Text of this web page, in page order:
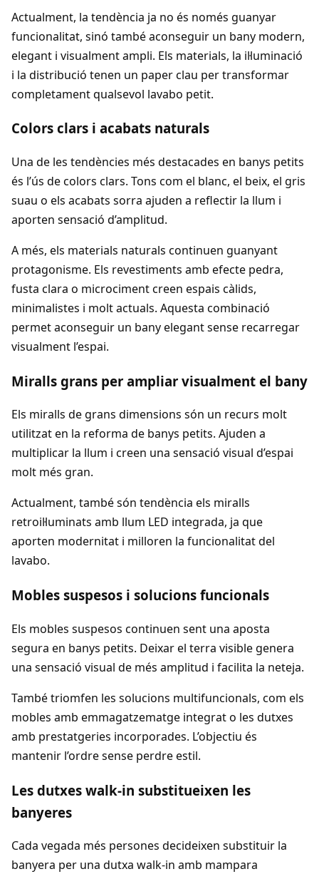
Actualment, la tendència ja no és només guanyar
funcionalitat, sinó també aconseguir un bany modern,
elegant i visualment ampli. Els materials, la il·luminació
i la distribució tenen un paper clau per transformar
completament qualsevol lavabo petit.
Colors clars i acabats naturals
Una de les tendències més destacades en banys petits
és l’ús de colors clars. Tons com el blanc, el beix, el gris
suau o els acabats sorra ajuden a reflectir la llum i
aporten sensació d’amplitud.
A més, els materials naturals continuen guanyant
protagonisme. Els revestiments amb efecte pedra,
fusta clara o microciment creen espais càlids,
minimalistes i molt actuals. Aquesta combinació
permet aconseguir un bany elegant sense recarregar
visualment l’espai.
Miralls grans per ampliar visualment el bany
Els miralls de grans dimensions són un recurs molt
utilitzat en la reforma de banys petits. Ajuden a
multiplicar la llum i creen una sensació visual d’espai
molt més gran.
Actualment, també són tendència els miralls
retroil·luminats amb llum LED integrada, ja que
aporten modernitat i milloren la funcionalitat del
lavabo.
Mobles suspesos i solucions funcionals
Els mobles suspesos continuen sent una aposta
segura en banys petits. Deixar el terra visible genera
una sensació visual de més amplitud i facilita la neteja.
També triomfen les solucions multifuncionals, com els
mobles amb emmagatzematge integrat o les dutxes
amb prestatgeries incorporades. L’objectiu és
mantenir l’ordre sense perdre estil.
Les dutxes walk-in substitueixen les
banyeres
Cada vegada més persones decideixen substituir la
banyera per una dutxa walk-in amb mampara